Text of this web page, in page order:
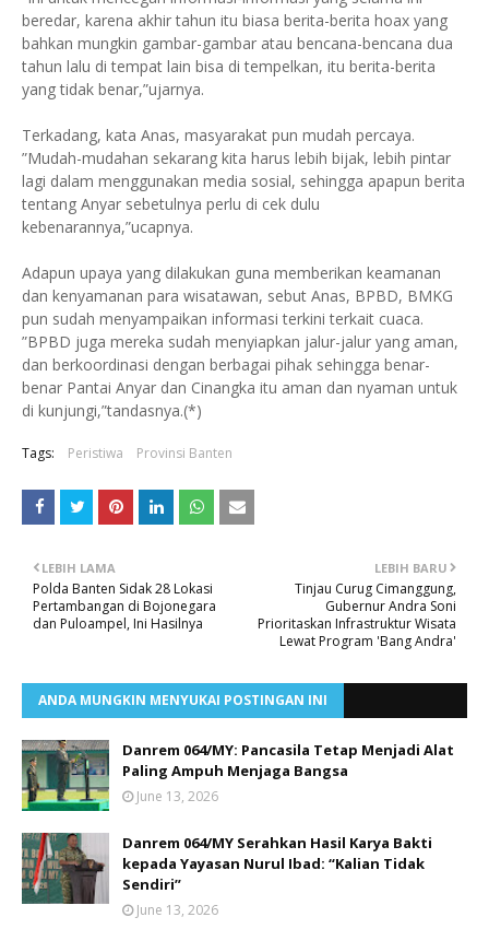
beredar, karena akhir tahun itu biasa berita-berita hoax yang
bahkan mungkin gambar-gambar atau bencana-bencana dua
tahun lalu di tempat lain bisa di tempelkan, itu berita-berita
yang tidak benar,”ujarnya.
Terkadang, kata Anas, masyarakat pun mudah percaya.
”Mudah-mudahan sekarang kita harus lebih bijak, lebih pintar
lagi dalam menggunakan media sosial, sehingga apapun berita
tentang Anyar sebetulnya perlu di cek dulu
kebenarannya,”ucapnya.
Adapun upaya yang dilakukan guna memberikan keamanan
dan kenyamanan para wisatawan, sebut Anas, BPBD, BMKG
pun sudah menyampaikan informasi terkini terkait cuaca.
”BPBD juga mereka sudah menyiapkan jalur-jalur yang aman,
dan berkoordinasi dengan berbagai pihak sehingga benar-
benar Pantai Anyar dan Cinangka itu aman dan nyaman untuk
di kunjungi,”tandasnya.(*)
Tags: Peristiwa Provinsi Banten
LEBIH BARU
Tinjau Curug Cimanggung,
Gubernur Andra Soni
Prioritaskan Infrastruktur Wisata
Lewat Program 'Bang Andra'​
LEBIH LAMA
Polda Banten Sidak 28 Lokasi
Pertambangan di Bojonegara
dan Puloampel, Ini Hasilnya
ANDA MUNGKIN MENYUKAI POSTINGAN INI
Danrem 064/MY: Pancasila Tetap Menjadi Alat
Paling Ampuh Menjaga Bangsa
June 13, 2026
Danrem 064/MY Serahkan Hasil Karya Bakti
kepada Yayasan Nurul Ibad: “Kalian Tidak
Sendiri”
June 13, 2026